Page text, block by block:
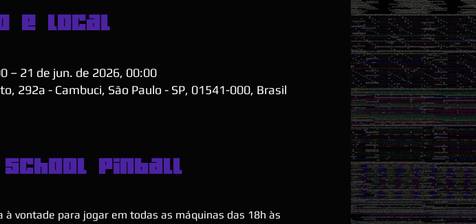
e local
– 21 de jun. de 2026, 00:00
292a - Cambuci, São Paulo - SP, 01541-000, Brasil
Pinball
vontade para jogar em todas as máquinas das 18h às